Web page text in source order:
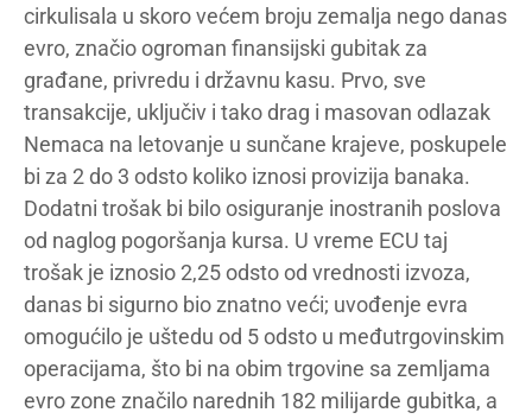
cirkulisala u skoro većem broju zemalja nego danas
evro, značio ogroman finansijski gubitak za
građane, privredu i državnu kasu. Prvo, sve
transakcije, uključiv i tako drag i masovan odlazak
Nemaca na letovanje u sunčane krajeve, poskupele
bi za 2 do 3 odsto koliko iznosi provizija banaka.
Dodatni trošak bi bilo osiguranje inostranih poslova
od naglog pogoršanja kursa. U vreme ECU taj
trošak je iznosio 2,25 odsto od vrednosti izvoza,
danas bi sigurno bio znatno veći; uvođenje evra
omogućilo je uštedu od 5 odsto u međutrgovinskim
operacijama, što bi na obim trgovine sa zemljama
evro zone značilo narednih 182 milijarde gubitka, a